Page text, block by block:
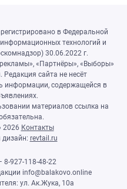
в Федеральной
технологий и
30.06.2022 г.
«Партнёры», «Выборы»
сайта не несёт
информации, содержащейся в
материалов ссылка на
2026 Контакты
дизайн: revtail.ru
8-927-118-48-22
info@balakovo.online
ул. Ак.Жука, 10а